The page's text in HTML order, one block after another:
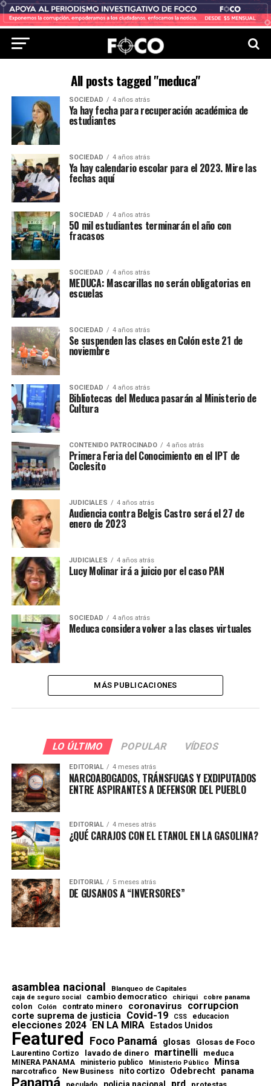
All posts tagged "meduca"
SOCIEDAD 4 años atrás
Ya hay fecha para recuperación académica de
estudiantes
SOCIEDAD 4 años atrás
Ya hay calendario escolar para el 2023. Mire las
fechas aquí
SOCIEDAD 4 años atrás
50 mil estudiantes terminarán el año con
fracasos
SOCIEDAD 4 años atrás
MEDUCA: Mascarillas no serán obligatorias en
escuelas
SOCIEDAD 4 años atrás
Se suspenden las clases en Colón este 21 de
noviembre
SOCIEDAD 4 años atrás
Bibliotecas del Meduca pasarán al Ministerio de
Cultura
CONTENIDO PATROCINADO 4 años atrás
Primera Feria del Conocimiento en el IPT de
Coclesito
JUDICIALES 4 años atrás
Audiencia contra Belgis Castro será el 27 de
enero de 2023
JUDICIALES 4 años atrás
Lucy Molinar irá a juicio por el caso PAN
SOCIEDAD 4 años atrás
Meduca considera volver a las clases virtuales
MÁS PUBLICACIONES
LO ÚLTIMO POPULAR VÍDEOS
EDITORIAL 4 meses atrás
NARCOABOGADOS, TRÁNSFUGAS Y EXDIPUTADOS
ENTRE ASPIRANTES A DEFENSOR DEL PUEBLO
EDITORIAL 4 meses atrás
¿QUÉ CARAJOS CON EL ETANOL EN LA GASOLINA?
EDITORIAL 5 meses atrás
DE GUSANOS A “INVERSORES”
asamblea nacional Blanqueo de Capitales
caja de seguro social cambio democratico chiriqui cobre panama
colon Colón contrato minero coronavirus corrupcion
corte suprema de justicia Covid-19 CSS educacion
elecciones 2024 EN LA MIRA Estados Unidos
Featured Foco Panamá glosas Glosas de Foco
Laurentino Cortizo lavado de dinero martinelli meduca
MINERA PANAMA ministerio publico Ministerio Público Minsa
narcotrafico New Business nito cortizo Odebrecht panama
Panamá